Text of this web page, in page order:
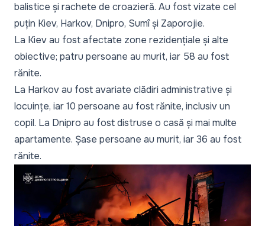
balistice și rachete de croazieră. Au fost vizate cel
puțin Kiev, Harkov, Dnipro, Sumî și Zaporojie.
La Kiev au fost afectate zone rezidențiale și alte
obiective; patru persoane au murit, iar 58 au fost
rănite.
La Harkov au fost avariate clădiri administrative și
locuințe, iar 10 persoane au fost rănite, inclusiv un
copil. La Dnipro au fost distruse o casă și mai multe
apartamente. Șase persoane au murit, iar 36 au fost
rănite.